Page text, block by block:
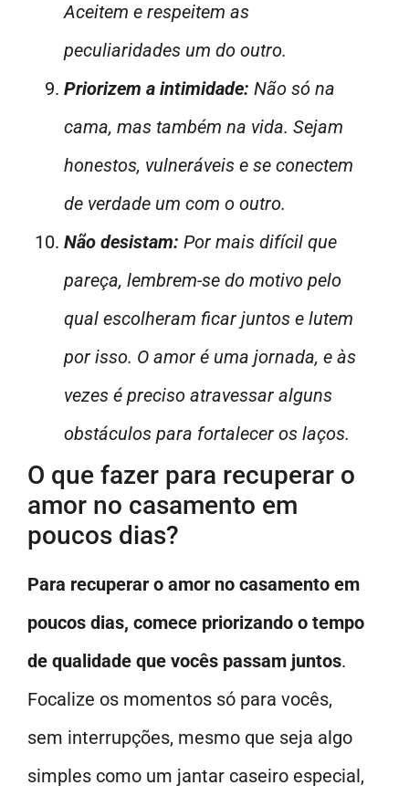
Aceitem e respeitem as
peculiaridades um do outro.
Priorizem a intimidade: Não só na
cama, mas também na vida. Sejam
honestos, vulneráveis e se conectem
de verdade um com o outro.
Não desistam: Por mais difícil que
pareça, lembrem-se do motivo pelo
qual escolheram ficar juntos e lutem
por isso. O amor é uma jornada, e às
vezes é preciso atravessar alguns
obstáculos para fortalecer os laços.
O que fazer para recuperar o
amor no casamento em
poucos dias?
Para recuperar o amor no casamento em
poucos dias, comece priorizando o tempo
de qualidade que vocês passam juntos.
Focalize os momentos só para vocês,
sem interrupções, mesmo que seja algo
simples como um jantar caseiro especial,